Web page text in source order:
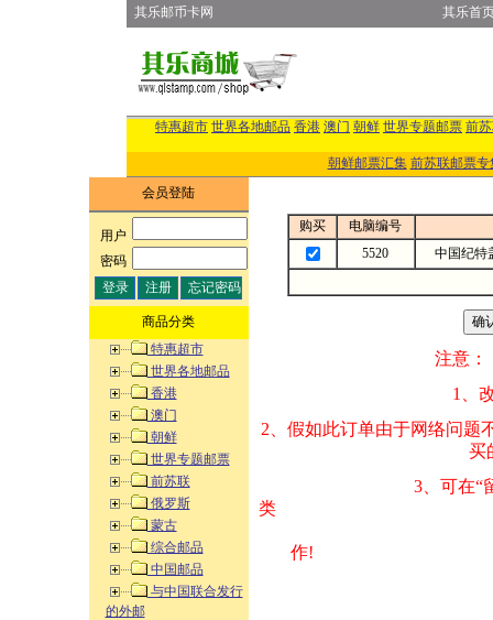
其乐邮币卡网 其乐首
特惠超市 世界各地邮品 香港 澳门 朝鲜 世界专题邮票 前
朝鲜邮票汇集 前苏联邮票专
会员登陆
用户:
密码:
商品分类
特惠超市
世界各地邮品
香港
澳门
朝鲜
世界专题邮票
前苏联
俄罗斯
蒙古
综合邮品
中国邮品
与中国联合发行
的外邮
购买
电脑编号
5520
中国纪特
注意：
1、改变商品数量
2、假如此订单由
买的邮品的“
3、可在“
类 方式告之
作!